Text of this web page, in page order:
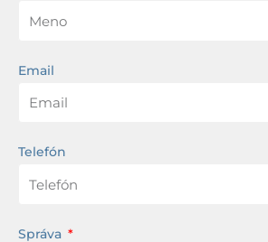
Email
Telefón
Správa